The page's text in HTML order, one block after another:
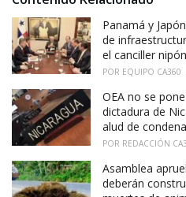
:
Panamá y
de
el canciller nipón
POR EQUIPO CA360
OEA no se
dictadura de
alud de
POR REDACCIÓN
Asamblea
deberán